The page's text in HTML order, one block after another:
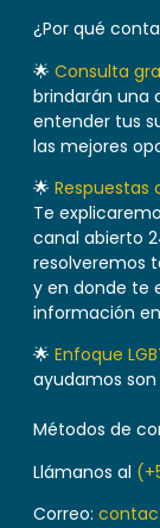
¿Por qué
🌟 Consulta
brindarán una
entender tus
las mejores
🌟 Respuestas
Te
canal abierto
resolveremos
y en donde te
información
🌟 Enfoque
ayudamos son
Métodos de
Llámanos al
Correo: